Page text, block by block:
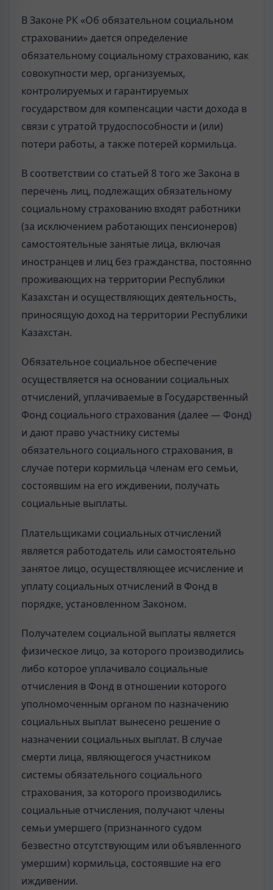
В Законе РК «Об обязательном социальном
страховании» дается определение
обязательному социальному страхованию, как
совокупности мер, организуемых,
контролируемых и гарантируемых
государством для компенсации части дохода в
связи с утратой трудоспособности и (или)
потери работы, а также потерей кормильца.
В соответствии со статьей 8 того же Закона в
перечень лиц, подлежащих обязательному
социальному страхованию входят работники
(за исключением работающих пенсионеров)
самостоятельные занятые лица, включая
иностранцев и лиц без гражданства, постоянно
проживающих на территории Республики
Казахстан и осуществляющих деятельность,
приносящую доход на территории Республики
Казахстан.
Обязательное социальное обеспечение
осуществляется на основании социальных
отчислений, уплачиваемые в Государственный
Фонд социального страхования (далее — Фонд)
и дают право участнику системы
обязательного социального страхования, в
случае потери кормильца членам его семьи,
состоявшим на его иждивении, получать
социальные выплаты.
Плательщиками социальных отчислений
является работодатель или самостоятельно
занятое лицо, осуществляющее исчисление и
уплату социальных отчислений в Фонд в
порядке, установленном Законом.
Получателем социальной выплаты является
физическое лицо, за которого производились
либо которое уплачивало социальные
отчисления в Фонд в отношении которого
уполномоченным органом по назначению
социальных выплат вынесено решение о
назначении социальных выплат. В случае
смерти лица, являющегося участником
системы обязательного социального
страхования, за которого производились
социальные отчисления, получают члены
семьи умершего (признанного судом
безвестно отсутствующим или объявленного
умершим) кормильца, состоявшие на его
иждивении.